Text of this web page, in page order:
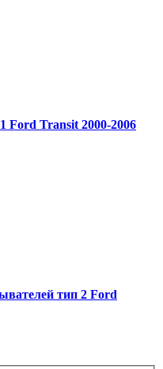
Ford Transit 2000-2006
тип 2 Ford